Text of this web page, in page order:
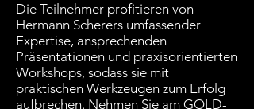
Die Teilnehmer profitieren von
Hermann Scherers umfassender
Expertise, ansprechenden
Präsentationen und praxisorientierten
Workshops, sodass sie mit
praktischen Werkzeugen zum Erfolg
aufbrechen. Nehmen Sie am GOLD-